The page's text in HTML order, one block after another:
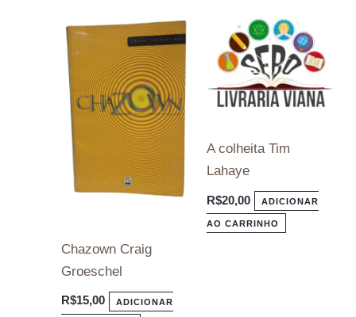
Chazown Craig
Groeschel
R$15,00 ADICIONAR
A colheita Tim
Lahaye
R$20,00 ADICIONAR
AO CARRINHO